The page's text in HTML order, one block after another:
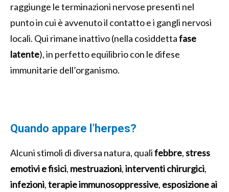
raggiunge le terminazioni nervose presenti nel
punto in cui è avvenuto il contatto e i gangli nervosi
locali. Qui rimane inattivo (nella cosiddettafase
latente), in perfetto equilibrio con le difese
immunitarie dell’organismo.
Quando appare l’herpes?
Alcuni stimoli di diversa natura, qualifebbre,stress
emotivi e fisici, mestruazioni,interventi chirurgici,
infezioni,terapie immunosoppressive, esposizione ai